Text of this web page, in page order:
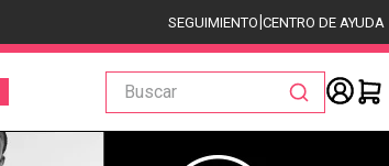
SEGUIMIENTO|CENTRO DE AYUDA
Buscar